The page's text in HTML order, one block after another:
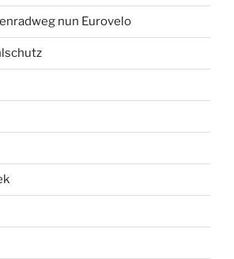
nun Eurovelo